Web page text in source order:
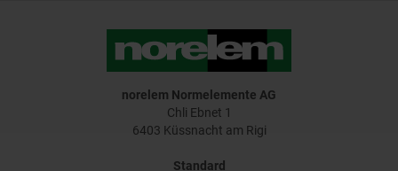
norelem Normelemente AG
Chli Ebnet 1
6403 Küssnacht am Rigi
Standard